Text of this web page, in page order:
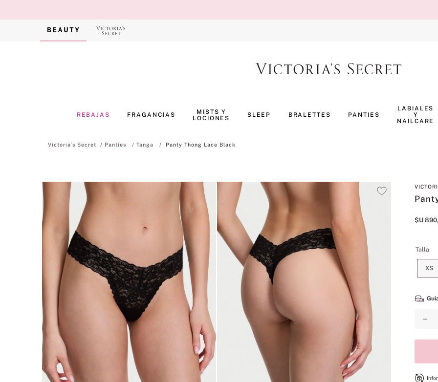
REBAJAS FRAGANCIAS
MISTS Y
LOCIONES
SLEEP BRALETTES PANTIES
LABIALES
Y
NAILCARE
Panties Tanga Panty Thong Lace Black
$U 890,
Talla
XS
－
9.
bare vanilla
body